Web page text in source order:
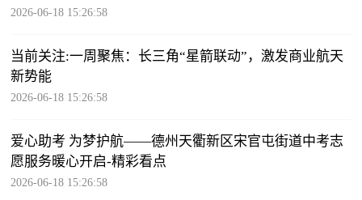
2026-06-18 15:26:58
当前关注:一周聚焦：长三角“星箭联动”，激发商业航天
新势能
2026-06-18 15:26:58
爱心助考 为梦护航——德州天衢新区宋官屯街道中考志
愿服务暖心开启-精彩看点
2026-06-18 15:26:58